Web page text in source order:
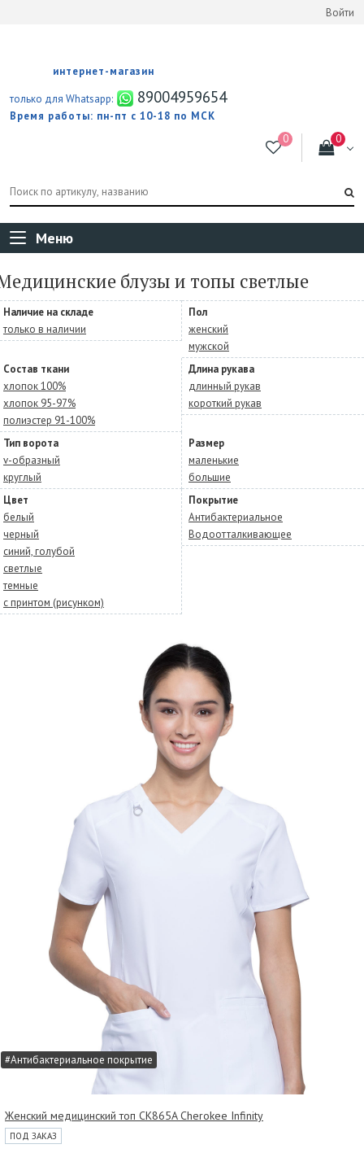
Войти
интернет-магазин
только для Whatsapp:
89004959654
Время работы: пн-пт с 10-18 по МСК
Меню
блузы и топы светлые
Наличие на складе
только в наличии
Пол
женский
мужской
Состав ткани
хлопок 100%
хлопок 95-97%
полиэстер 91-100%
Длина рукава
длинный рукав
короткий рукав
Тип ворота
v-образный
круглый
Размер
маленькие
большие
Цвет
белый
черный
синий, голубой
светлые
темные
с принтом (рисунком)
Покрытие
Антибактериальное
Водоотталкивающее
#Антибактериальное покрытие
Женский медицинский топ CK865A Cherokee Infinity
ПОД ЗАКАЗ